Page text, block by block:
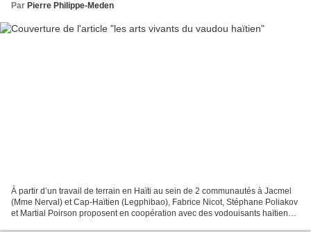
Par Pierre Philippe-Meden
À partir d’un travail de terrain en Haïti au sein de 2 communautés à Jacmel
(Mme Nerval) et Cap-Haïtien (Legphibao), Fabrice Nicot, Stéphane Poliakov
et Martial Poirson proposent en coopération avec des vodouisants haïtiens